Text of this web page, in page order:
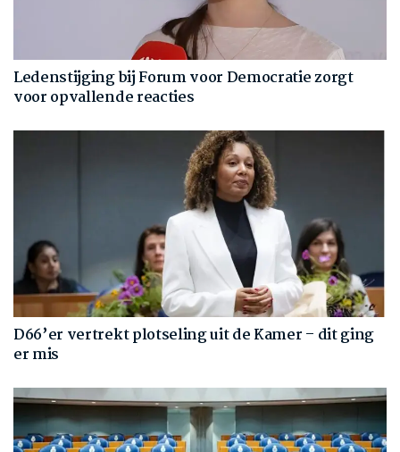
Ledenstijging bij Forum voor Democratie zorgt
voor opvallende reacties
D66’er vertrekt plotseling uit de Kamer – dit ging
er mis